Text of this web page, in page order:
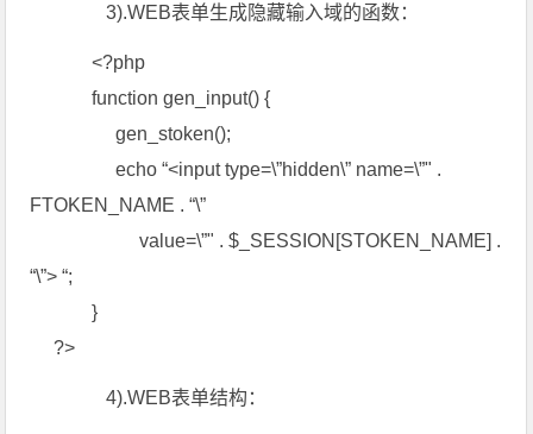
3).WEB表单生成隐藏输入域的函数：
<?php
function gen_input() {
gen_stoken();
echo “<input type=\”hidden\” name=\”" .
FTOKEN_NAME . “\”
value=\”" . $_SESSION[STOKEN_NAME] .
“\”> “;
}
?>
4).WEB表单结构：